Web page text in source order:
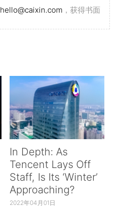
hello@caixin.com ，获得书面
In Depth: As
Tencent Lays Off
Staff, Is Its ‘Winter’
Approaching?
2022年04月01日